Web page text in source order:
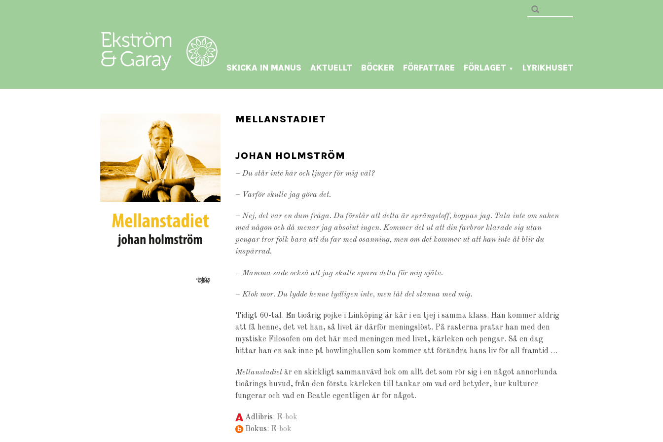
SKICKA IN MANUS AKTUELLT BÖCKER FÖRFATTARE FÖRLAGET ▼ LYRIKHUSET
MELLANSTADIET
JOHAN HOLMSTRÖM
– Du står inte här och ljuger för mig väl?
– Varför skulle jag göra det.
– Nej, det var en dum fråga. Du förstår att detta är sprängstoff, hoppas jag. Tala inte om saken
med någon och då menar jag absolut ingen. Kommer det ut att din farbror klarade sig utan
pengar tror folk bara att du far med osanning, men om det kommer ut att han inte åt blir du
inspärrad.
– Mamma sade också att jag skulle spara detta för mig själv.
– Klok mor. Du lydde henne tydligen inte, men låt det stanna med mig.
Tidigt 60-tal. En tioårig pojke i Linköping är kär i en tjej i samma klass. Han kommer aldrig
att få henne, det vet han, så livet är därför meningslöst. På rasterna pratar han med den
mystiske Filosofen om det här med meningen med livet, kärleken och pengar. Så en dag
hittar han en sak inne på bowlinghallen som kommer att förändra hans liv för all framtid …
Mellanstadietär en skickligt sammanvävd bok om allt det som rör sig i en något annorlunda
tioårings huvud, från den första kärleken till tankar om vad ord betyder, hur kulturer
fungerar och vad en Beatle egentligen är för något.
Adlibris: E-bok
Bokus: E-bok